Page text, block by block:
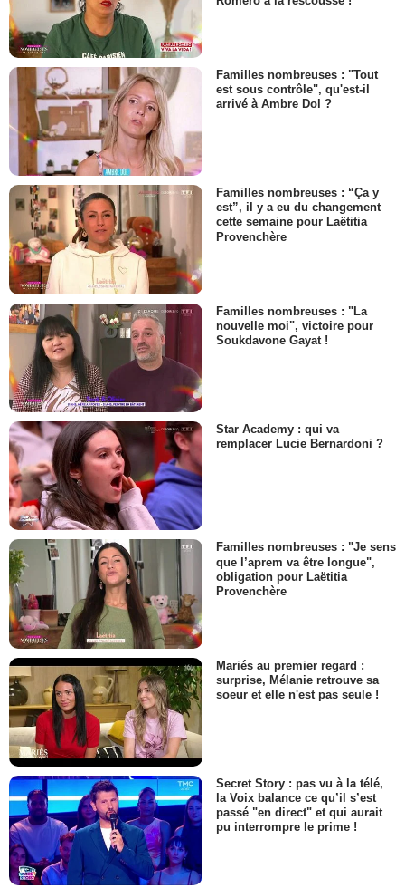
Familles nombreuses : "Tout
est sous contrôle", qu'est-il
arrivé à Ambre Dol ?
Familles nombreuses : “Ça y
est”, il y a eu du changement
cette semaine pour Laëtitia
Provenchère
Familles nombreuses : "La
nouvelle moi", victoire pour
Soukdavone Gayat !
Star Academy : qui va
remplacer Lucie Bernardoni ?
Familles nombreuses : "Je sens
que l’aprem va être longue",
obligation pour Laëtitia
Provenchère
Mariés au premier regard :
surprise, Mélanie retrouve sa
soeur et elle n'est pas seule !
Secret Story : pas vu à la télé,
la Voix balance ce qu’il s’est
passé "en direct" et qui aurait
pu interrompre le prime !